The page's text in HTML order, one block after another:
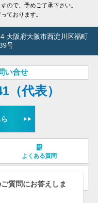
ので、予めご了承下さい。
ております。
大阪府大阪市西淀川区福町
号
い合せ
（代表）
よくある質問
取材依頼について
質問にお答えしま